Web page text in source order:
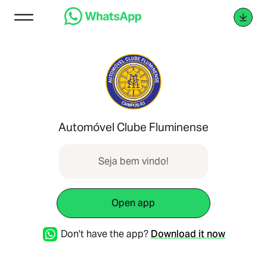
Automóvel Clube Fluminense
Seja bem vindo!
Open app
Don't have the app? Download it now